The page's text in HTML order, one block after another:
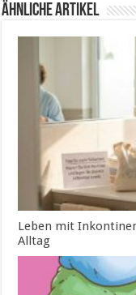
ähnliche Artikel
Leben mit
Alltag